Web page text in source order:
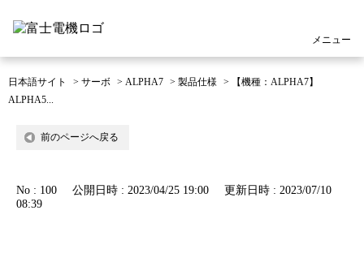
メニュー
日本語サイト > サーボ > ALPHA7 > 製品仕様 >
【機種：ALPHA7】
ALPHA5...
前のページへ戻る
No : 100 公開日時 : 2023/04/25 19:00
更新日時 : 2023/07/10
08:39